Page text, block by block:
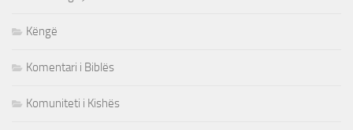
Këngë
Komentari i Biblës
Komuniteti i Kishës